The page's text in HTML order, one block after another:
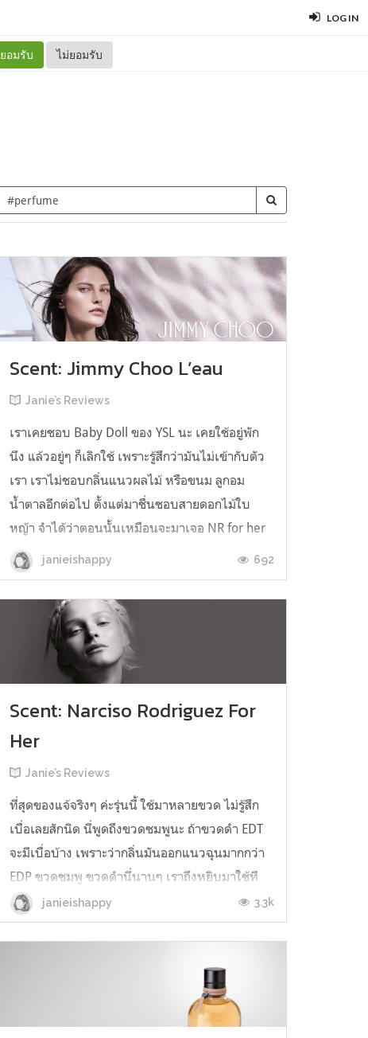
LOG IN
ยอมรับ ไม่ยอมรับ
Scent: Jimmy Choo L’eau
Janie’s Reviews
เราเคยชอบ Baby Doll ของ YSL นะ เคยใช้อยู่พัก
นึง แล้วอยู่ๆ ก็เลิกใช้ เพราะรู้สึกว่ามันไม่เข้ากับตัว
เรา เราไม่ชอบกลิ่นแนวผลไม้ หรือขนม ลูกอม
น้ำตาลอีกต่อไป ตั้งแต่มาชื่นชอบสายดอกไม้ใบ
หญ้า จำได้ว่าตอนนั้นเหมือนจะมาเจอ NR for her
เข้า แล้วก็ใช้ตัวนั้นมาตลอด แทบจะไม่ได้เปลี่ยน
เลย Jimmy Choo L'eau ตัวนี้เ...
janieishappy 692
Scent: Narciso Rodriguez For
Her
Janie’s Reviews
ที่สุดของแจ้จริงๆ ค่ะรุ่นนี้ ใช้มาหลายขวด ไม่รู้สึก
เบื่อเลยสักนิด นี่พูดถึงขวดชมพูนะ ถ้าขวดดำ EDT
จะมีเบื่อบ้าง เพราะว่ากลิ่นมันออกแนวฉุนมากกว่า
EDP ขวดชมพู ขวดดำนี่นานๆ เราถึงหยิบมาใช้ที
ไม่หยิบบ่อยเท่าชมพู แถมความทนของ EDP นี่คือ
กลิ่นติดทนข้ามคืนข้ามวัน อาบน้ำกลิ่นก็ยังไม่หมด
janieishappy 3.3k